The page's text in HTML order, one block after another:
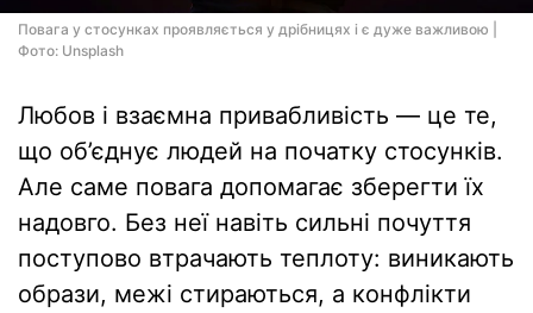
Повага у стосунках проявляється у дрібницях і є дуже важливою |
Фото: Unsplash
Любов і взаємна привабливість — це те,
що об’єднує людей на початку стосунків.
Але саме повага допомагає зберегти їх
надовго. Без неї навіть сильні почуття
поступово втрачають теплоту: виникають
образи, межі стираються, а конфлікти